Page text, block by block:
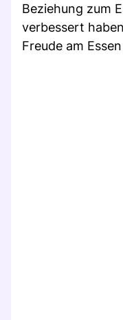
Beziehung zum
verbessert
Freude am